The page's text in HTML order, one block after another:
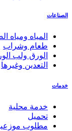
الصناعات
المياه
طعام وشراب
الورق ولب
التعدين وغيرها
خدمات
خدمة محلية
تحميل
مطلوب